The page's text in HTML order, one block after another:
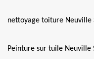
nettoyage toiture Neuville
Peinture sur tuile Neuville